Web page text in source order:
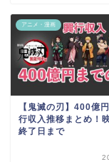
アニメ・漫画
【鬼滅の刃】400億
行収入推移まとめ！
終了日まで